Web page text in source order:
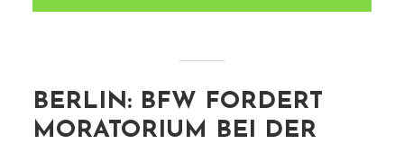
BERLIN: BFW FORDERT
MORATORIUM BEI DER